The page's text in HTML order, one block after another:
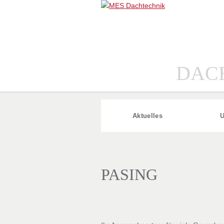
Aktuelles
PASING